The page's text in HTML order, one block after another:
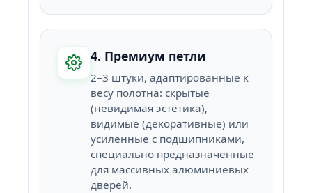
4. Премиум петли
2–3 штуки, адаптированные к
весу полотна: скрытые
(невидимая эстетика),
видимые (декоративные) или
усиленные с подшипниками,
специально предназначенные
для массивных алюминиевых
дверей.